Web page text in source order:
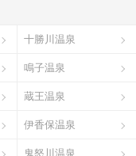
十勝川温泉
鳴子温泉
蔵王温泉
伊香保温泉
鬼怒川温泉